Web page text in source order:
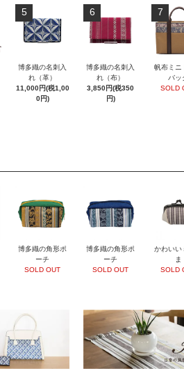
5
博多織の名刺入
れ（革）
11,000円(税1,00
0円)
6
博多織の名刺入
れ（布）
3,850円(税350
円)
7
帆布ミニ
バッ
SOLD
博多織の角形ポ
ーチ
SOLD OUT
博多織の角形ポ
ーチ
SOLD OUT
かわいい
ま
SOLD